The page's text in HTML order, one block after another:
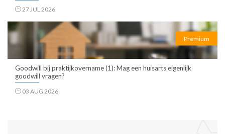
27 JUL 2026
Premium
Goodwill bij praktijkovername (1): Mag een huisarts eigenlijk
goodwill vragen?
03 AUG 2026